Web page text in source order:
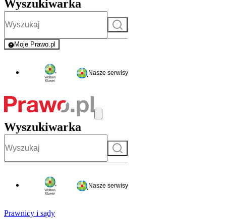
Wyszukiwarka
Szukaj
Moje Prawo.pl
- rejestracja i logowanie do serwisu
Nasze serwisy
Wyszukiwarka
Szukaj
Nasze serwisy
Prawnicy i sądy